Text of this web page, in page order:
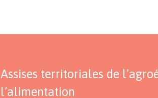
Assises territoriales de
l’alimentation